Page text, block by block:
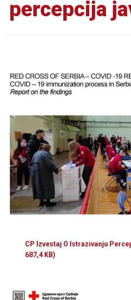
percepcija
CP Izvestaj O Istrazivanju
687,4 KB)